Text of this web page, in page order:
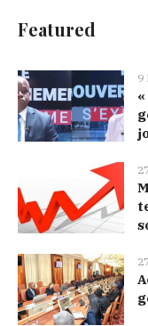
Featured
9